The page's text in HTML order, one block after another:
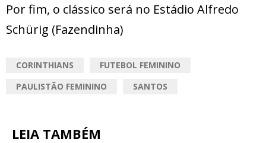
Por fim, o clássico será no Estádio Alfredo
Schürig (Fazendinha)
CORINTHIANS
FUTEBOL FEMININO
PAULISTÃO FEMININO
SANTOS
LEIA TAMBÉM